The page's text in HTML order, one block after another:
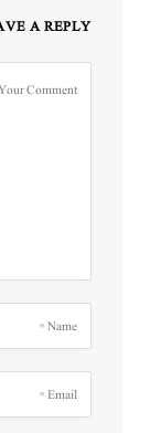
A REPLY